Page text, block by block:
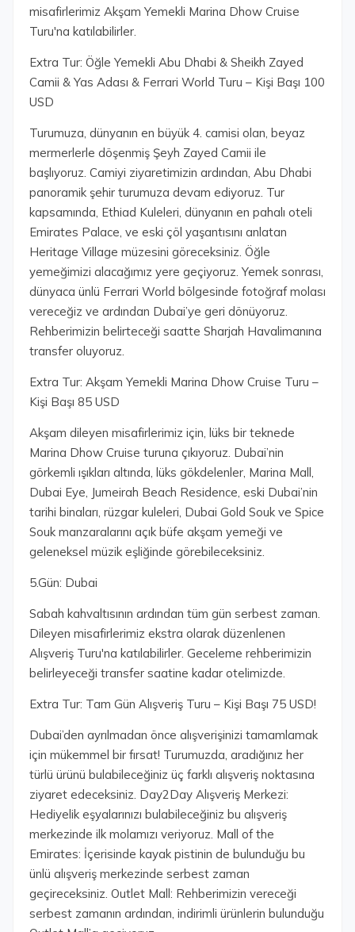
misafirlerimiz Akşam Yemekli Marina Dhow Cruise
Turu'na katılabilirler.
Extra Tur: Öğle Yemekli Abu Dhabi & Sheikh Zayed
Camii & Yas Adası & Ferrari World Turu – Kişi Başı 100
USD
Turumuza, dünyanın en büyük 4. camisi olan, beyaz
mermerlerle döşenmiş Şeyh Zayed Camii ile
başlıyoruz. Camiyi ziyaretimizin ardından, Abu Dhabi
panoramik şehir turumuza devam ediyoruz. Tur
kapsamında, Ethiad Kuleleri, dünyanın en pahalı oteli
Emirates Palace, ve eski çöl yaşantısını anlatan
Heritage Village müzesini göreceksiniz. Öğle
yemeğimizi alacağımız yere geçiyoruz. Yemek sonrası,
dünyaca ünlü Ferrari World bölgesinde fotoğraf molası
vereceğiz ve ardından Dubai’ye geri dönüyoruz.
Rehberimizin belirteceği saatte Sharjah Havalimanına
transfer oluyoruz.
Extra Tur: Akşam Yemekli Marina Dhow Cruise Turu –
Kişi Başı 85 USD
Akşam dileyen misafirlerimiz için, lüks bir teknede
Marina Dhow Cruise turuna çıkıyoruz. Dubai’nin
görkemli ışıkları altında, lüks gökdelenler, Marina Mall,
Dubai Eye, Jumeirah Beach Residence, eski Dubai’nin
tarihi binaları, rüzgar kuleleri, Dubai Gold Souk ve Spice
Souk manzaralarını açık büfe akşam yemeği ve
geleneksel müzik eşliğinde görebileceksiniz.
5.Gün: Dubai
Sabah kahvaltısının ardından tüm gün serbest zaman.
Dileyen misafirlerimiz ekstra olarak düzenlenen
Alışveriş Turu'na katılabilirler. Geceleme rehberimizin
belirleyeceği transfer saatine kadar otelimizde.
Extra Tur: Tam Gün Alışveriş Turu – Kişi Başı 75 USD!
Dubai’den ayrılmadan önce alışverişinizi tamamlamak
için mükemmel bir fırsat! Turumuzda, aradığınız her
türlü ürünü bulabileceğiniz üç farklı alışveriş noktasına
ziyaret edeceksiniz. Day2Day Alışveriş Merkezi:
Hediyelik eşyalarınızı bulabileceğiniz bu alışveriş
merkezinde ilk molamızı veriyoruz. Mall of the
Emirates: İçerisinde kayak pistinin de bulunduğu bu
ünlü alışveriş merkezinde serbest zaman
geçireceksiniz. Outlet Mall: Rehberimizin vereceği
serbest zamanın ardından, indirimli ürünlerin bulunduğu